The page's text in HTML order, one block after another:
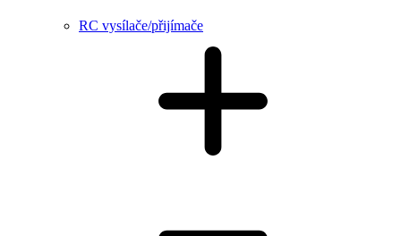
RC vysílače/přijímače